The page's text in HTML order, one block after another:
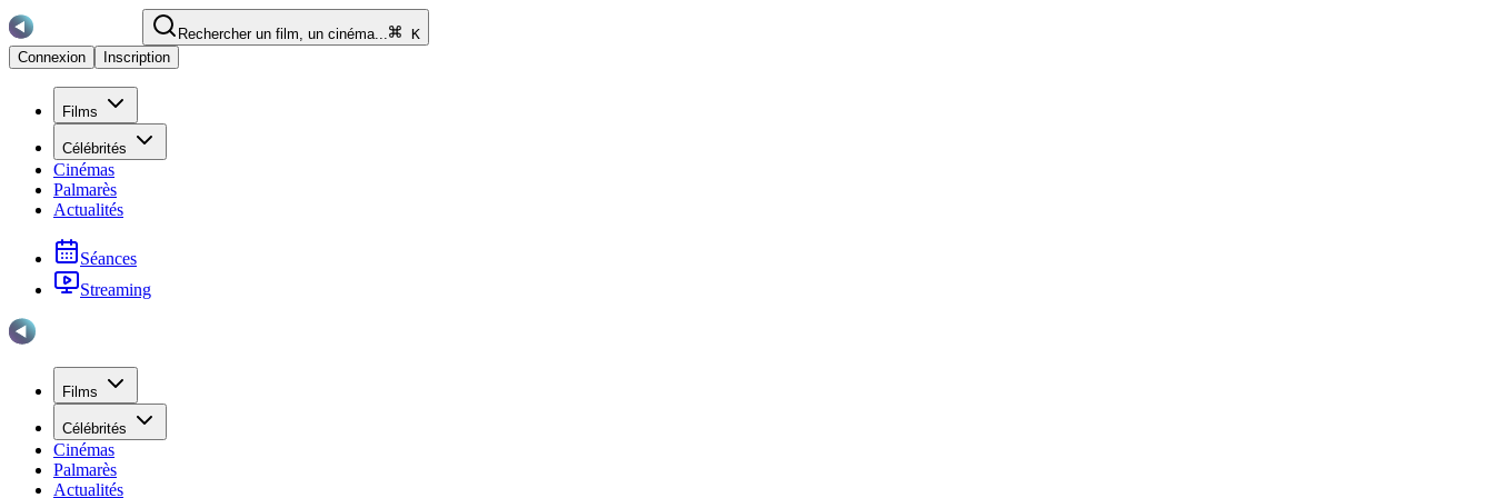
Rechercher un film, un cinéma...
K
Connexion
Inscription
Films
Célébrités
Cinémas
Palmarès
Actualités
Séances
Streaming
Films
Célébrités
Cinémas
Palmarès
Actualités